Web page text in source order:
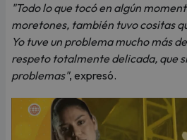
"Todo lo que tocó en algún
moretones, también tuvo cositas
Yo tuve un problema mucho más
respeto totalmente delicada, que
problemas", expresó.